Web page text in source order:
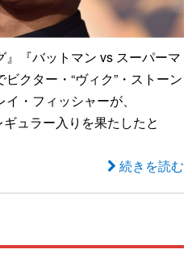
『バットマン vs スーパーマ
クター・“ヴィク”・ストーン
・フィッシャーが、
ュラー入りを果たしたと
続きを読む